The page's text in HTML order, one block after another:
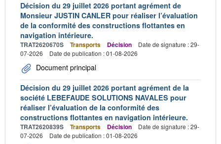
Décision du 29 juillet 2026 portant agrément de
Monsieur JUSTIN CANLER pour réaliser l’évaluation
de la conformité des constructions flottantes en
navigation intérieure.
TRAT2620670S Transports Décision
Date de signature : 29-
07-2026
Date de publication : 01-08-2026
Document principal
Décision du 29 juillet 2026 portant agrément de la
société LEBEFAUDE SOLUTIONS NAVALES pour
réaliser l’évaluation de la conformité des
constructions flottantes en navigation intérieure.
TRAT2620839S Transports Décision
Date de signature : 29-
07-2026
Date de publication : 01-08-2026